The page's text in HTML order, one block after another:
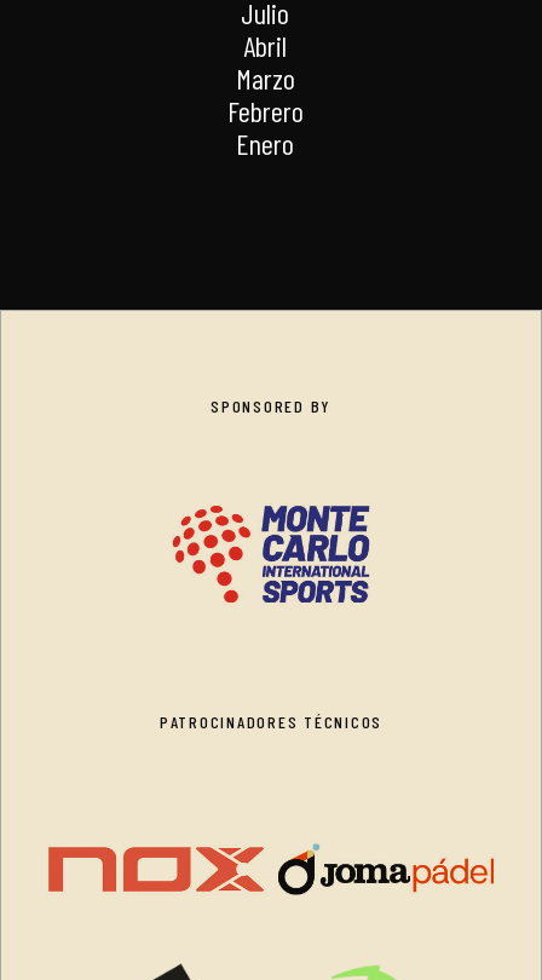
Julio
Abril
Marzo
Febrero
Enero
SPONSORED BY
PATROCINADORES TÉCNICOS